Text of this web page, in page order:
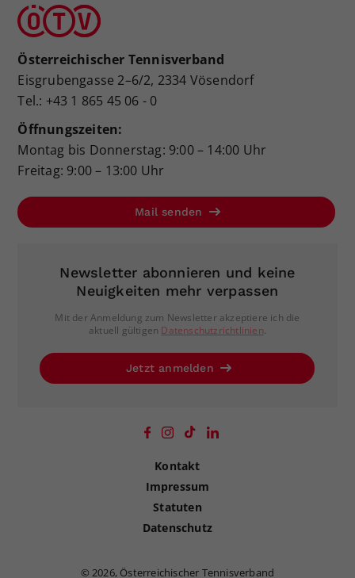
Österreichischer Tennisverband
Eisgrubengasse 2–6/2, 2334 Vösendorf
Tel.: +43 1 865 45 06 - 0
Öffnungszeiten:
Montag bis Donnerstag: 9:00 – 14:00 Uhr
Freitag: 9:00 – 13:00 Uhr
Mail senden
Newsletter abonnieren und keine
Neuigkeiten mehr verpassen
Mit der Anmeldung zum Newsletter akzeptiere ich die
aktuell gültigen Datenschutzrichtlinien.
Jetzt anmelden
Kontakt
Impressum
Statuten
Datenschutz
©2026, Österreichischer Tennisverband